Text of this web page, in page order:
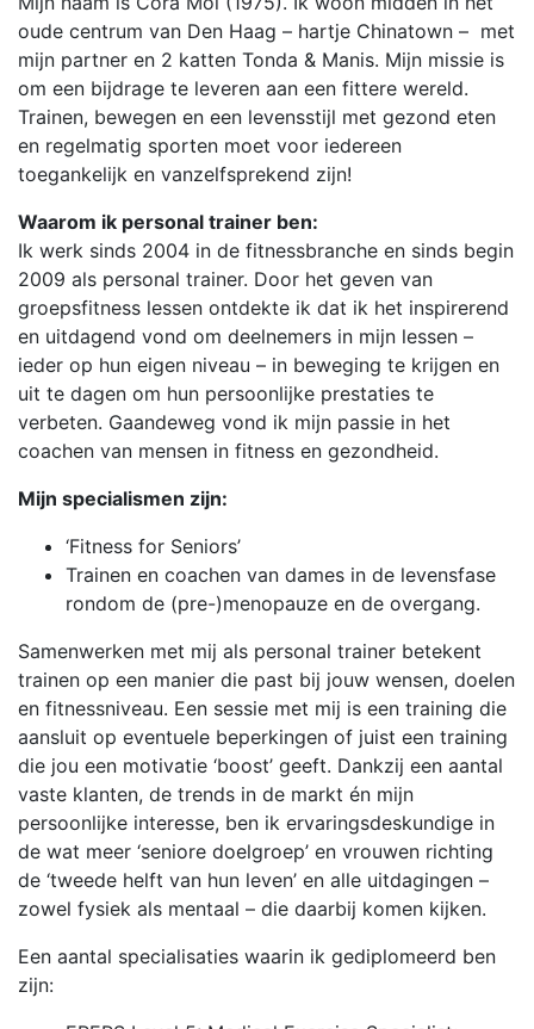
oude centrum van Den Haag – hartje Chinatown – met
mijn partner en 2 katten Tonda & Manis. Mijn missie is
om een bijdrage te leveren aan een fittere wereld.
Trainen, bewegen en een levensstijl met gezond eten
en regelmatig sporten moet voor iedereen
toegankelijk en vanzelfsprekend zijn!
Waarom ik personal trainer ben:
Ik werk sinds 2004 in de fitnessbranche en sinds begin
2009 als personal trainer. Door het geven van
groepsfitness lessen ontdekte ik dat ik het inspirerend
en uitdagend vond om deelnemers in mijn lessen –
ieder op hun eigen niveau – in beweging te krijgen en
uit te dagen om hun persoonlijke prestaties te
verbeten. Gaandeweg vond ik mijn passie in het
coachen van mensen in fitness en gezondheid.
Mijn specialismen zijn:
‘Fitness for Seniors’
Trainen en coachen van dames in de levensfase
rondom de (pre-)menopauze en de overgang.
Samenwerken met mij als personal trainer betekent
trainen op een manier die past bij jouw wensen, doelen
en fitnessniveau. Een sessie met mij is een training die
aansluit op eventuele beperkingen of juist een training
die jou een motivatie ‘boost’ geeft. Dankzij een aantal
vaste klanten, de trends in de markt én mijn
persoonlijke interesse, ben ik ervaringsdeskundige in
de wat meer ‘seniore doelgroep’ en vrouwen richting
de ‘tweede helft van hun leven’ en alle uitdagingen –
zowel fysiek als mentaal – die daarbij komen kijken.
Een aantal specialisaties waarin ik gediplomeerd ben
zijn: